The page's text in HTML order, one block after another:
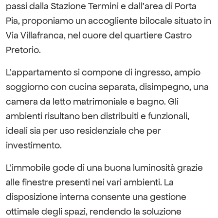
passi dalla Stazione Termini e dall’area di Porta
Pia, proponiamo un accogliente bilocale situato in
Via Villafranca, nel cuore del quartiere Castro
Pretorio.
L’appartamento si compone di ingresso, ampio
soggiorno con cucina separata, disimpegno, una
camera da letto matrimoniale e bagno. Gli
ambienti risultano ben distribuiti e funzionali,
ideali sia per uso residenziale che per
investimento.
L’immobile gode di una buona luminosità grazie
alle finestre presenti nei vari ambienti. La
disposizione interna consente una gestione
ottimale degli spazi, rendendo la soluzione